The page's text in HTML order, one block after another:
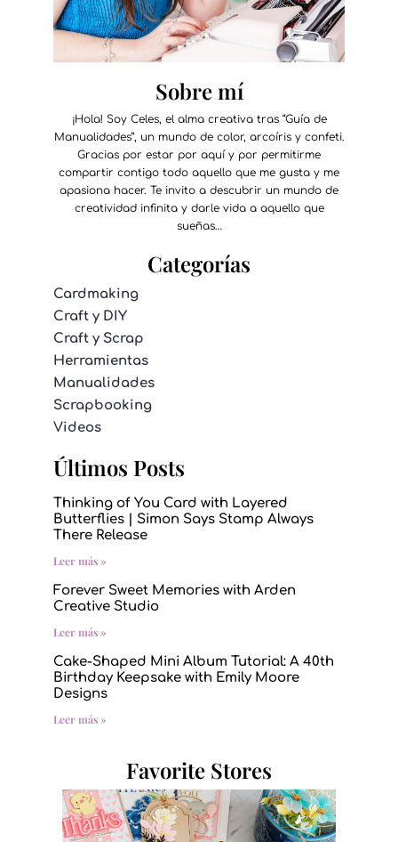
Sobre mí
¡Hola! Soy Celes, el alma creativa tras “Guía de
Manualidades”, un mundo de color, arcoíris y confeti.
Gracias por estar por aquí y por permitirme
compartir contigo todo aquello que me gusta y me
apasiona hacer. Te invito a descubrir un mundo de
creatividad infinita y darle vida a aquello que
sueñas…
Categorías
Cardmaking
Craft y DIY
Craft y Scrap
Herramientas
Manualidades
Scrapbooking
Videos
Últimos Posts
Thinking of You Card with Layered
Butterflies | Simon Says Stamp Always
There Release
Leer más »
Forever Sweet Memories with Arden
Creative Studio
Leer más »
Cake-Shaped Mini Album Tutorial: A 40th
Birthday Keepsake with Emily Moore
Designs
Leer más »
Favorite Stores